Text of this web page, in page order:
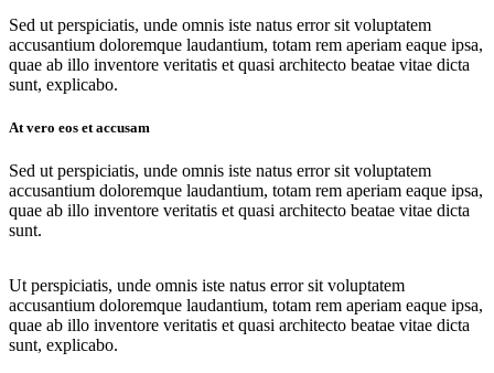
Sed ut perspiciatis, unde omnis iste natus error sit voluptatem
accusantium doloremque laudantium, totam rem aperiam eaque ipsa,
quae ab illo inventore veritatis et quasi architecto beatae vitae dicta
sunt, explicabo.
At vero eos et accusam
Sed ut perspiciatis, unde omnis iste natus error sit voluptatem
accusantium doloremque laudantium, totam rem aperiam eaque ipsa,
quae ab illo inventore veritatis et quasi architecto beatae vitae dicta
sunt.
Ut perspiciatis, unde omnis iste natus error sit voluptatem
accusantium doloremque laudantium, totam rem aperiam eaque ipsa,
quae ab illo inventore veritatis et quasi architecto beatae vitae dicta
sunt, explicabo.